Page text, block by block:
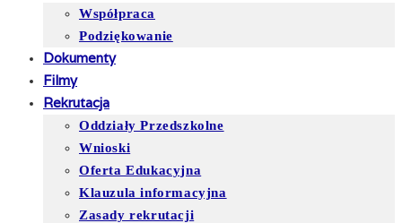
Współpraca
Podziękowanie
Dokumenty
Filmy
Rekrutacja
Oddziały Przedszkolne
Wnioski
Oferta Edukacyjna
Klauzula informacyjna
Zasady rekrutacji